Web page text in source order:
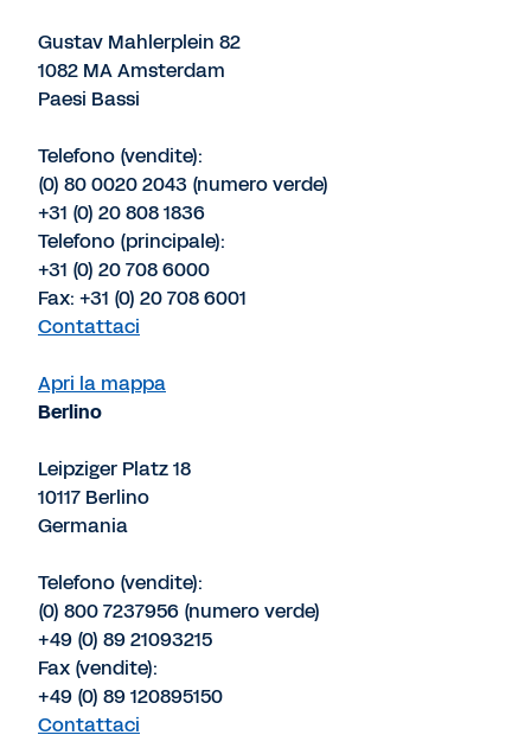
Gustav Mahlerplein 82
1082 MA Amsterdam
Paesi Bassi
Telefono (vendite):
(0) 80 0020 2043 (numero verde)
+31 (0) 20 808 1836
Telefono (principale):
+31 (0) 20 708 6000
Fax: +31 (0) 20 708 6001
Contattaci
Apri la mappa
Berlino
Leipziger Platz 18
10117 Berlino
Germania
Telefono (vendite):
(0) 800 7237956 (numero verde)
+49 (0) 89 21093215
Fax (vendite):
+49 (0) 89 120895150
Contattaci